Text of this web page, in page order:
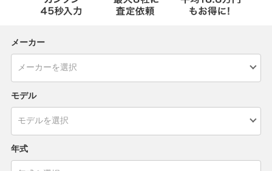
メーカー
モデル
年式